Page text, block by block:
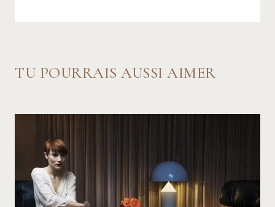
TU POURRAIS AUSSI AIMER